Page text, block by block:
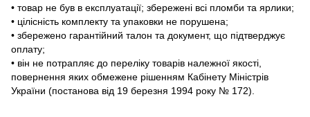
• товар не був в експлуатації; збережені всі пломби та ярлики;
• цілісність комплекту та упаковки не порушена;
• збережено гарантійний талон та документ, що підтверджує
оплату;
• він не потрапляє до переліку товарів належної якості,
повернення яких обмежене рішенням Кабінету Міністрів
України (постанова від 19 березня 1994 року № 172).